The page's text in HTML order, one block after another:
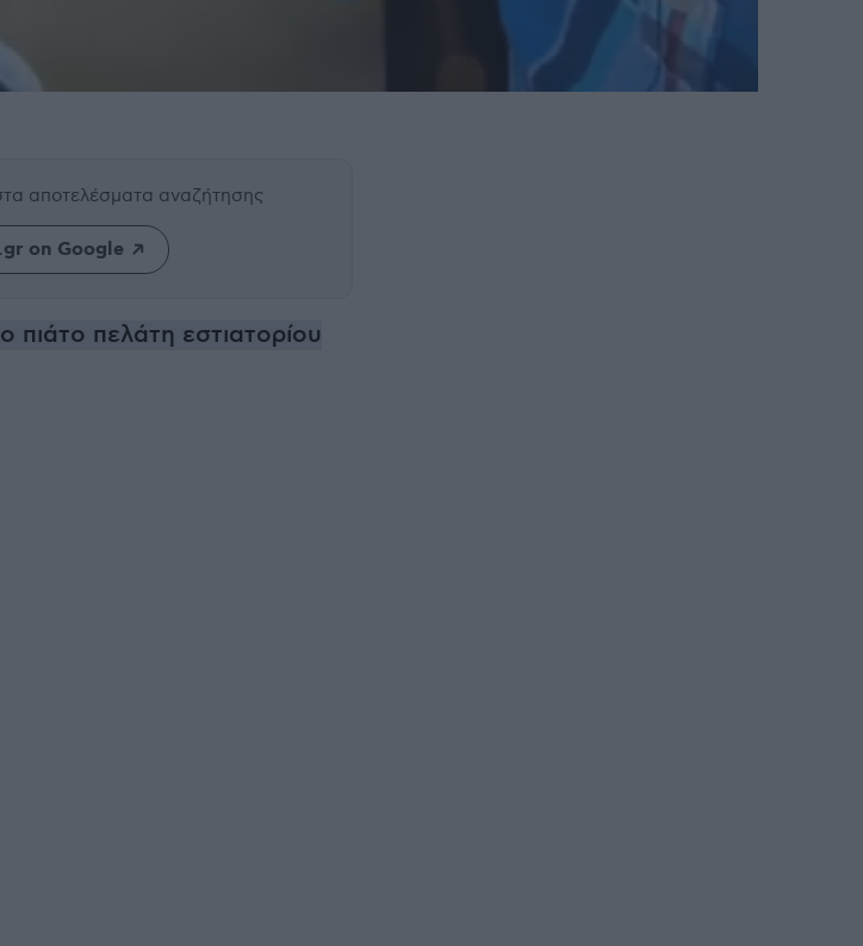
αποτελέσματα αναζήτησης
on Google
πελάτη εστιατορίου